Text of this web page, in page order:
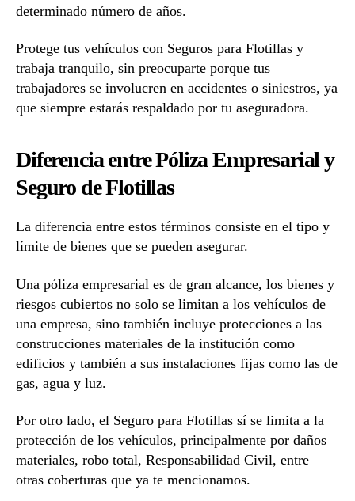
determinado número de años.
Protege tus vehículos con Seguros para Flotillas y
trabaja tranquilo, sin preocuparte porque tus
trabajadores se involucren en accidentes o siniestros, ya
que siempre estarás respaldado por tu aseguradora.
Diferencia entre Póliza Empresarial y
Seguro de Flotillas
La diferencia entre estos términos consiste en el tipo y
límite de bienes que se pueden asegurar.
Una póliza empresarial es de gran alcance, los bienes y
riesgos cubiertos no solo se limitan a los vehículos de
una empresa, sino también incluye protecciones a las
construcciones materiales de la institución como
edificios y también a sus instalaciones fijas como las de
gas, agua y luz.
Por otro lado, el Seguro para Flotillas sí se limita a la
protección de los vehículos, principalmente por daños
materiales, robo total, Responsabilidad Civil, entre
otras coberturas que ya te mencionamos.